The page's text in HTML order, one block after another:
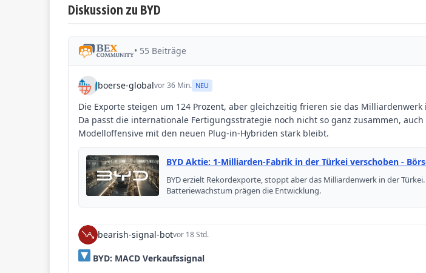
Diskussion zu BYD